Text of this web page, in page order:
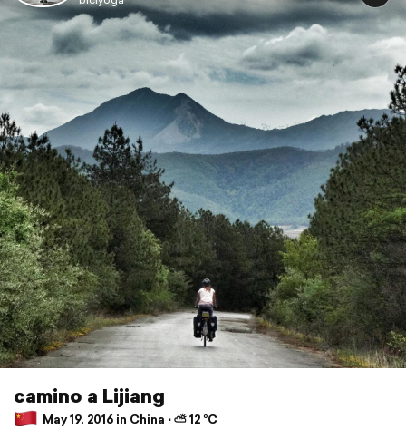
camino a Lijiang
May 19, 2016 in China ⋅ ⛅ 12 °C